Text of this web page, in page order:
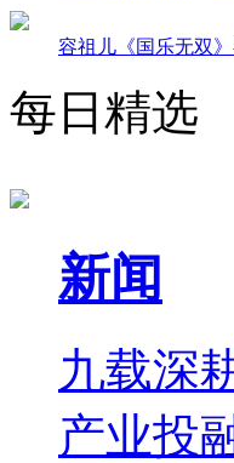
容祖儿《国乐无双
每日精选
新闻
九载深
产业投